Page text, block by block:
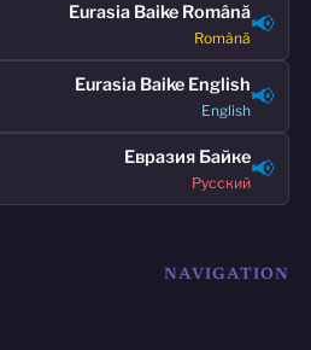
📢
Eurasia Baike Română
Română
📢
Eurasia Baike English
English
📢
Евразия Байке
Русский
NAVIGATION